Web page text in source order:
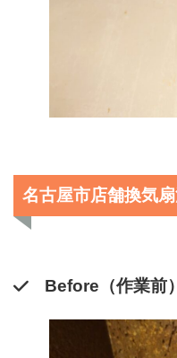
名古屋市店舗換気
Before（作業前）